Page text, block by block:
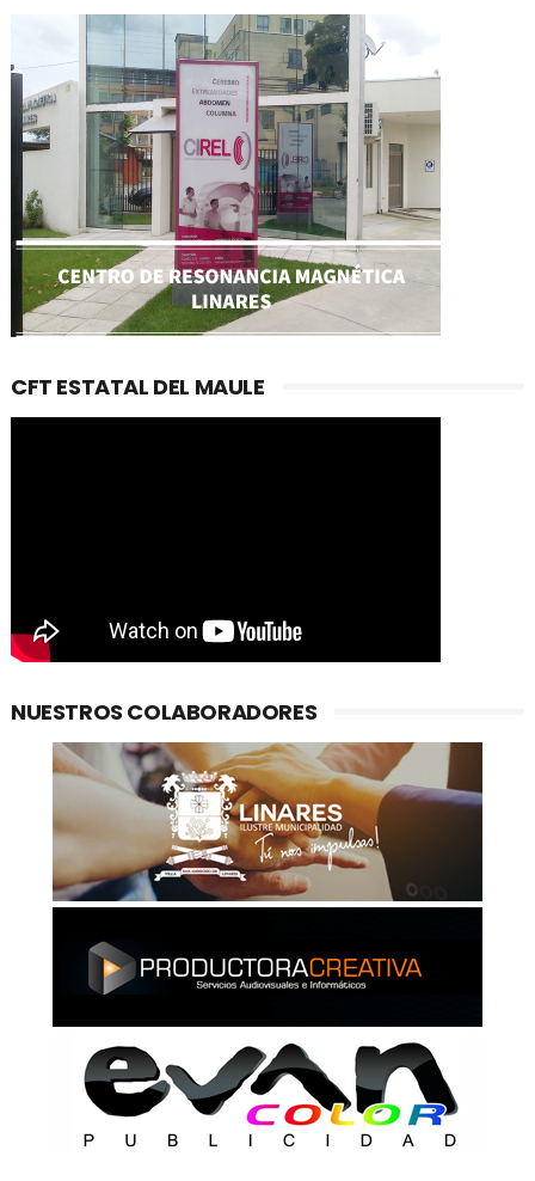
CFT ESTATAL DEL MAULE
NUESTROS COLABORADORES